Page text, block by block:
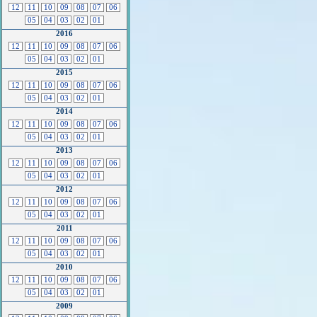
12 11 10 09 08 07
06
05
04 03 02
01
2016
12
11 10 09 08 07
06
05
04 03 02
01
2015
12
11 10 09 08 07
06
05
04 03 02
01
2014
12
11 10 09 08 07
06
05
04 03 02
01
2013
12
11 10 09 08 07
06
05
04 03 02
01
2012
12
11 10 09 08 07
06
05
04 03 02
01
2011
12
11 10 09 08 07
06
05
04 03 02
01
2010
12
11 10 09 08 07
06
05
04 03 02
01
2009